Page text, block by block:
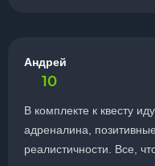
Андрей
10
В комплекте к квесту
адреналина,
реалистичности. Все,